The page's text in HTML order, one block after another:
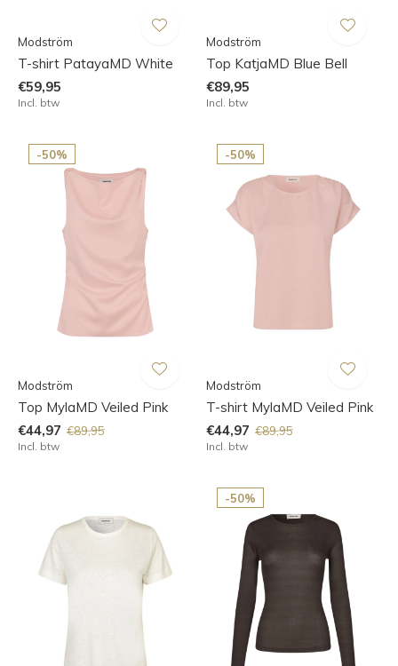
Modström
T-shirt PatayaMD White
€59,95
Incl. btw
Modström
Top KatjaMD Blue Bell
€89,95
Incl. btw
-50%
Modström
Top MylaMD Veiled Pink
€44,97 €89,95
Incl. btw
-50%
Modström
T-shirt MylaMD Veiled Pink
€44,97 €89,95
Incl. btw
-50%